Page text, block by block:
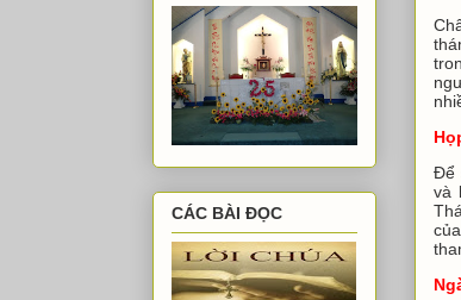
Để
và
CÁC BÀI ĐỌC